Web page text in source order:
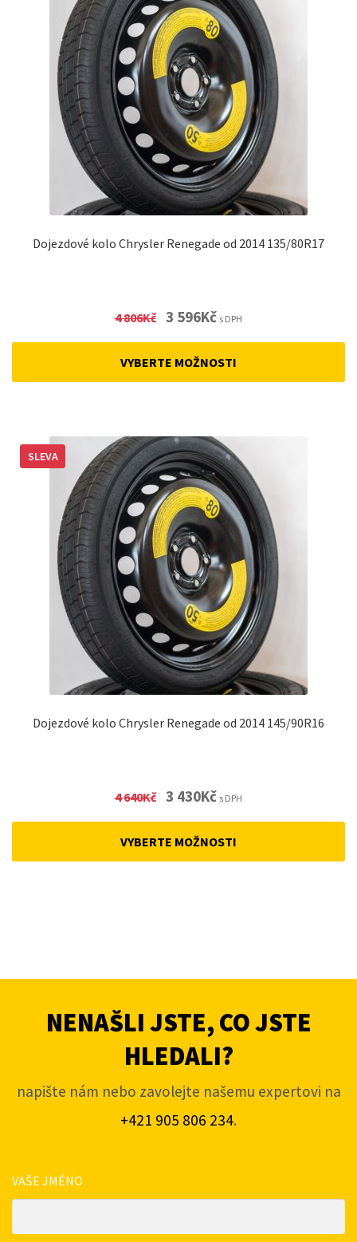
Dojezdové kolo Chrysler Renegade od 2014 135/80R17
4 806Kč Original
3 596KčCurrent
s DPH
VYBERTE MOŽNOSTI
Dojezdové kolo Chrysler Renegade od 2014 145/90R16
SLEVA
4 640Kč Original
3 430KčCurrent
s DPH
VYBERTE MOŽNOSTI
NENAŠLI JSTE, CO JSTE
HLEDALI?
napište nám nebo zavolejte našemu expertovi na
+421 905 806 234.
VAŠE JMÉNO